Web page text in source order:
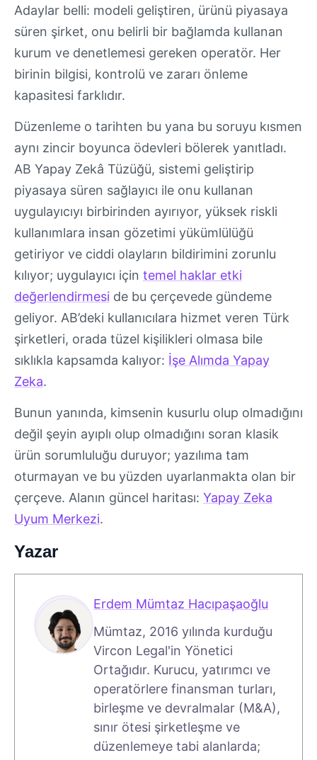
Adaylar belli: modeli geliştiren, ürünü piyasaya
süren şirket, onu belirli bir bağlamda kullanan
kurum ve denetlemesi gereken operatör. Her
birinin bilgisi, kontrolü ve zararı önleme
kapasitesi farklıdır.
Düzenleme o tarihten bu yana bu soruyu kısmen
aynı zincir boyunca ödevleri bölerek yanıtladı.
AB Yapay Zekâ Tüzüğü, sistemi geliştirip
piyasaya süren sağlayıcı ile onu kullanan
uygulayıcıyı birbirinden ayırıyor, yüksek riskli
kullanımlara insan gözetimi yükümlülüğü
getiriyor ve ciddi olayların bildirimini zorunlu
kılıyor; uygulayıcı için temel haklar etki
değerlendirmesi de bu çerçevede gündeme
geliyor. AB’deki kullanıcılara hizmet veren Türk
şirketleri, orada tüzel kişilikleri olmasa bile
sıklıkla kapsamda kalıyor: İşe Alımda Yapay
Zeka.
Bunun yanında, kimsenin kusurlu olup olmadığını
değil şeyin ayıplı olup olmadığını soran klasik
ürün sorumluluğu duruyor; yazılıma tam
oturmayan ve bu yüzden uyarlanmakta olan bir
çerçeve. Alanın güncel haritası: Yapay Zeka
Uyum Merkezi.
Yazar
Erdem Mümtaz Hacıpaşaoğlu
Mümtaz, 2016 yılında kurduğu
Vircon Legal'in Yönetici
Ortağıdır. Kurucu, yatırımcı ve
operatörlere finansman turları,
birleşme ve devralmalar (M&A),
sınır ötesi şirketleşme ve
düzenlemeye tabi alanlarda;